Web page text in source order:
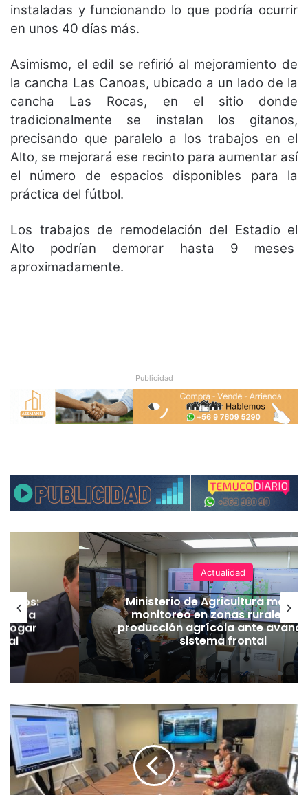
instaladas y funcionando lo que podría ocurrir
en unos 40 días más.
Asimismo, el edil se refirió al mejoramiento de
la cancha Las Canoas, ubicado a un lado de la
cancha Las Rocas, en el sitio donde
tradicionalmente se instalan los gitanos,
precisando que paralelo a los trabajos en el
Alto, se mejorará ese recinto para aumentar así
el número de espacios disponibles para la
práctica del fútbol.
Los trabajos de remodelación del Estadio el
Alto podrían demorar hasta 9 meses
aproximadamente.
Publicidad
PC a
Actualidad
Ministerio de Agricultura
monitoreo en zonas rurales y
producción agrícola ante
sistema frontal
S
R
N
A